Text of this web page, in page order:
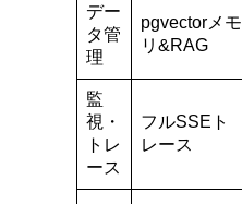
デー
タ管
理
pgvectorメモ
リ&RAG
監
視・
トレ
ース
フルSSEト
レース